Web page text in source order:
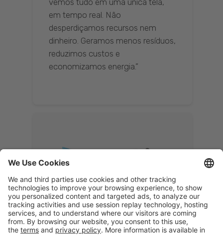
em tempo real. Não
desperdiçamos recursos nem
dinheiro. Geramos menos resíduos,
reduzimos custos e
economizamos energia.”
Memphis